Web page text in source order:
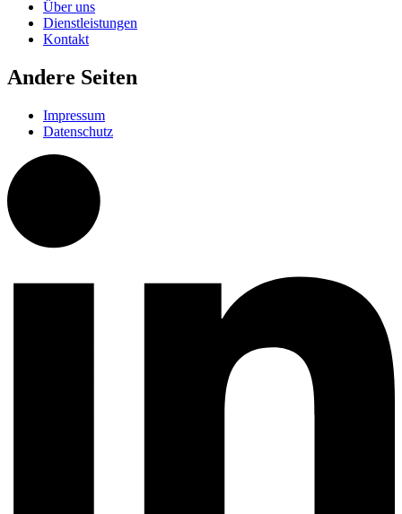
Über uns
Dienstleistungen
Kontakt
Andere Seiten
Impressum
Datenschutz